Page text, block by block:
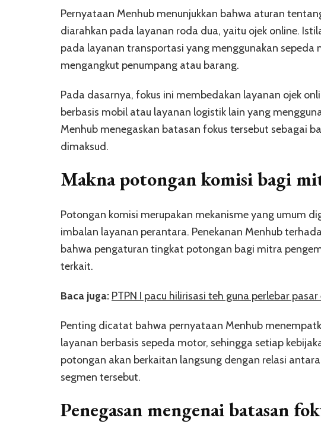
Pernyataan Menhub menunjukkan bahwa aturan
diarahkan pada layanan roda dua, yaitu ojek online.
pada layanan transportasi yang menggunakan sepeda
mengangkut penumpang atau barang.
Pada dasarnya, fokus ini membedakan layanan ojek
berbasis mobil atau layanan logistik lain yang
Menhub menegaskan batasan fokus tersebut sebagai
dimaksud.
Makna potongan komisi bagi
Potongan komisi merupakan mekanisme yang umum
imbalan layanan perantara. Penekanan Menhub
bahwa pengaturan tingkat potongan bagi mitra
terkait.
Baca juga: PTPN I pacu hilirisasi teh guna perlebar
Penting dicatat bahwa pernyataan Menhub
layanan berbasis sepeda motor, sehingga setiap
potongan akan berkaitan langsung dengan relasi
segmen tersebut.
Penegasan mengenai batasan